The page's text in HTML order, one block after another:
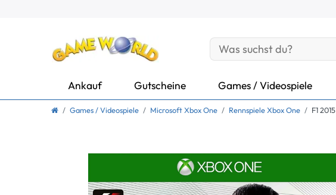
Ankauf Gutscheine Games / Videospiele
Games / Videospiele Microsoft Xbox One Rennspiele Xbox One F1 2015